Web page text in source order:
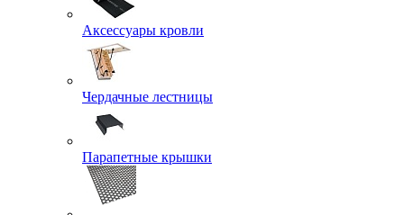
Аксессуары кровли
Чердачные лестницы
Парапетные крышки